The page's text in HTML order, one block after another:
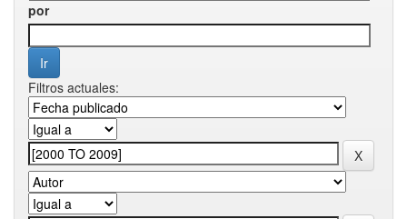
por
Filtros actuales: